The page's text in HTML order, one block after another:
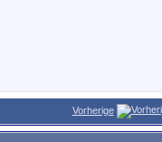
Vorherige